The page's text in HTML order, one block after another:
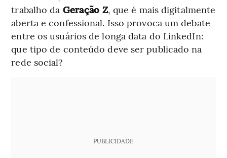
trabalho da Geração Z, que é mais digitalmente
aberta e confessional. Isso provoca um debate
entre os usuários de longa data do LinkedIn:
que tipo de conteúdo deve ser publicado na
rede social?
PUBLICIDADE